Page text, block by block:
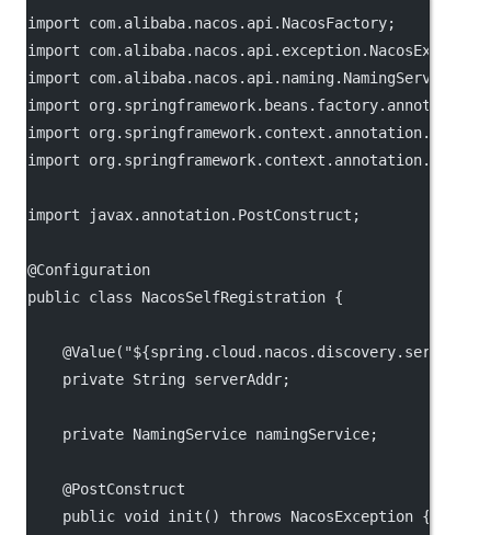
import com.alibaba.nacos.api.NacosFactory;
import
import com.alibaba.nacos.api.naming.NamingService;
import
import org.springframework.context.annotation.Bean;
import
import javax.annotation.PostConstruct;
@Configuration
public class NacosSelfRegistration {
    @
Value( "${spring.cloud.nacos.discovery.server-
private String serverAddr;
private NamingService namingService;
    @
PostConstruct
public void init () throws NacosException {